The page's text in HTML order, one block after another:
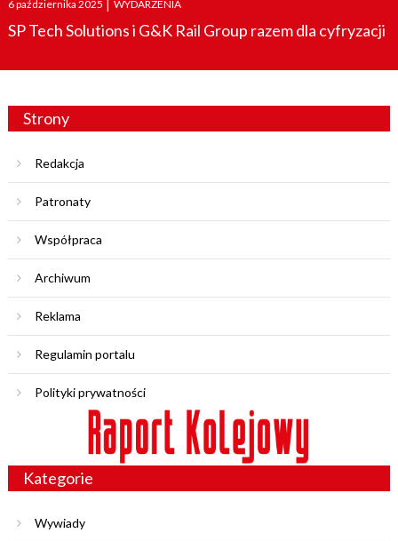
on
6 października 2025 | WYDARZENIA
SP Tech Solutions i G&K Rail Group razem dla cyfryzacji
Strony
Redakcja
Patronaty
Współpraca
Archiwum
Reklama
Regulamin portalu
Polityki prywatności
Kategorie
Wywiady